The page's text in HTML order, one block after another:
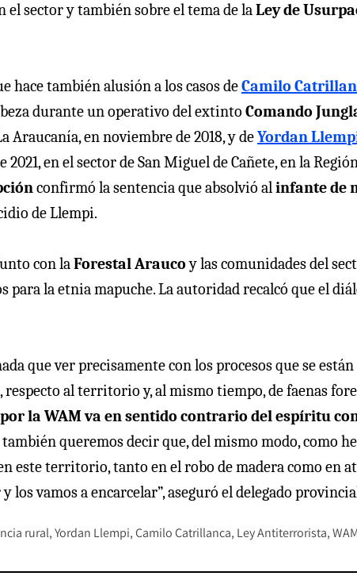
el sector y también sobre el tema de laLey de
hace también alusión a los casos deCamilo
durante un operativo del extinto Comando
Araucanía, en noviembre de 2018, y deYordan
en el sector de San Miguel de Cañete, en la
confirmó la sentencia que absolvió alinfante de
de Llempi.
con laForestal Araucoy las comunidades del
para la etnia mapuche. La autoridad recalcó que el
que ver precisamente con los procesos que se
al territorio y, al mismo tiempo, de faenas
la WAM va en sentido contrario del espíritu
queremos decir que, del mismo modo, como
este territorio, tanto en el robo de madera como en
los vamos a encarcelar”, aseguró el delegado
rural Yordan Llempi Camilo Catrillanca Ley Antiterrorista WAM